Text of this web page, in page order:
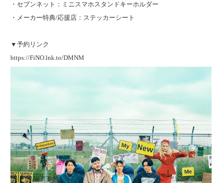
・セブンネット：ミニスマホスタンドキーホルダー
・メーカー特典/応援店：ステッカーシート
▼予約リンク
https://FiNO.lnk.to/DMNM